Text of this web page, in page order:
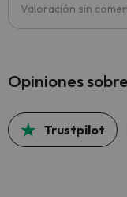
Valoración sin
Opiniones
Trustpilot